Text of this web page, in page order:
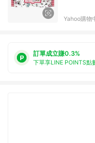
Yahoo購物
訂單成立賺0.3%
下單享LINE POINTS點